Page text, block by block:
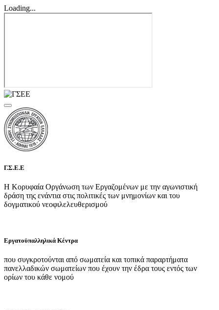
Loading...
Γ.Σ.Ε.Ε
Η Κορυφαία Οργάνωση των Εργαζομένων με την αγωνιστική
δράση της ενάντια στις πολιτικές των μνημονίων και του
δογματικού νεοφιλελευθερισμού
Εργατοϋπαλληλικά Κέντρα
που συγκροτούνται από σωματεία και τοπικά παραρτήματα
πανελλαδικών σωματείων που έχουν την έδρα τους εντός των
ορίων του κάθε νομού